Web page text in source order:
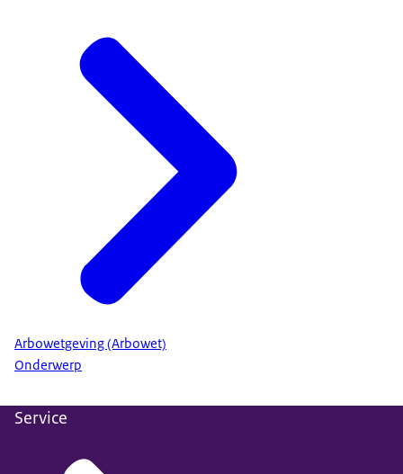
Arbowetgeving (Arbowet)
Onderwerp
Service